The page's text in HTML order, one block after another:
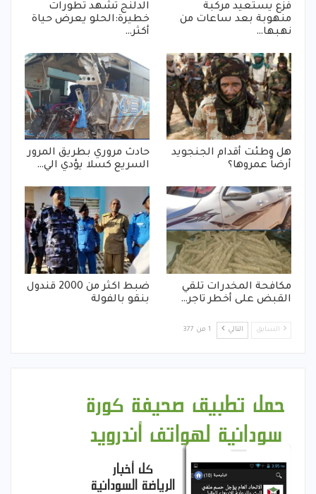
فزع يستعيد مركبة
منهوبة بعد ساعات من
نهبها…
الدلنج تشهد تطورات
خطيرة:الحلو يعرض حياة
أكثر…
هل وطئت أقدام الجنجويد
أرضاً عمروها؟
حادث مروري بطريق المرور
السريع كسلا يؤدي الي…
مكافحة المخدرات تلقي
القبض على أخطر تاجر…
ضبط اكثر من 2000 قندول
بنقو بالفولة
السابق التالي 1 من 377